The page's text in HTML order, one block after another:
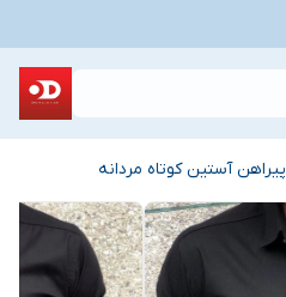
پیراهن آستین کوتاه مردانه